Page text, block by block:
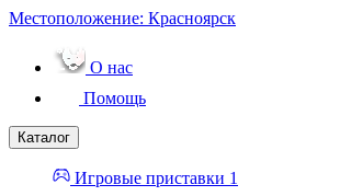
Местоположение: Красноярск
О нас
Помощь
Каталог
Игровые приставки 1